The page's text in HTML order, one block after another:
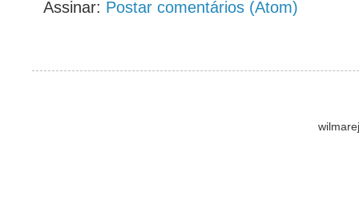
Assinar: Postar comentários (Atom)